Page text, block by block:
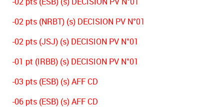
-02 pts (NRBT) (s) DECISION PV N°01
-02 pts (JSJ) (s) DECISION PV N°01
-01 pt (IRBB) (s) DECISION PV N°01
-03 pts (ESB) (s) AFF CD
-06 pts (ESB) (s) AFF CD